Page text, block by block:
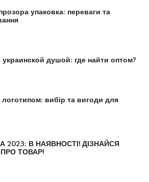
упаковка: переваги та
украинской душой: где найти оптом?
логотипом: вибір та вигоди для
2023: В НАЯВНОСТІ! ДІЗНАЙСЯ
ТОВАР!